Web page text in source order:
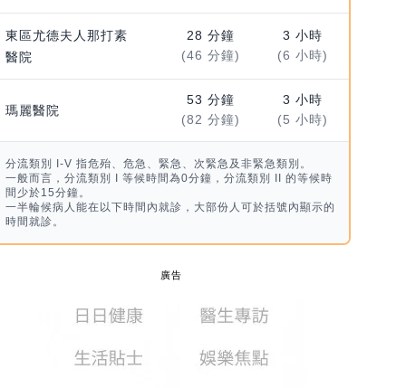
東區尤德夫人那打素
醫院
28 分鐘
(46 分鐘)
3 小時
(6 小時)
瑪麗醫院
53 分鐘
(82 分鐘)
3 小時
(5 小時)
分流類別 I-V 指危殆、危急、緊急、次緊急及非緊急類別。
一般而言，分流類別 I 等候時間為0分鐘，分流類別 II 的等候時
間少於15分鐘。
一半輪候病人能在以下時間內就診，大部份人可於括號內顯示的
時間就診。
廣告